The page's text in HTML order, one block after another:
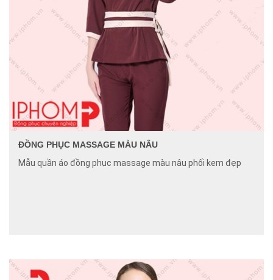
ĐỒNG PHỤC MASSAGE MÀU NÂU
Mẫu quần áo đồng phục massage màu nâu phối kem đẹp